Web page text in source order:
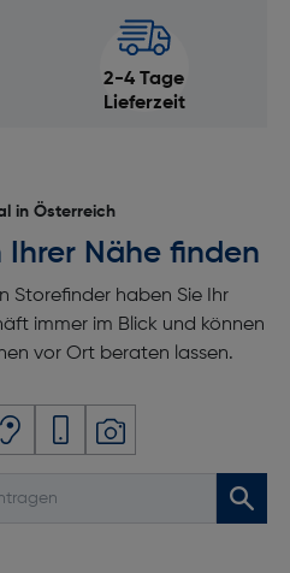
Ja
2-4 Tage
Lieferzeit
in Österreich
Ihrer Nähe finden
Storefinder haben Sie Ihr
immer im Blick und können
vor Ort beraten lassen.